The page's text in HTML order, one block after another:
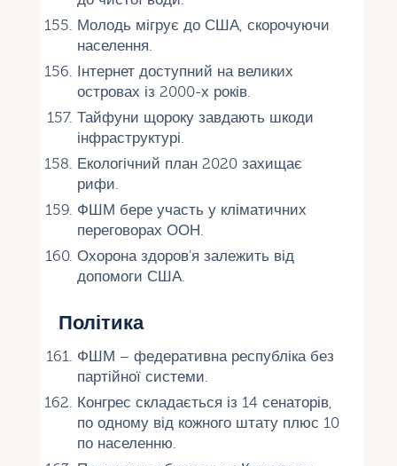
Молодь мігрує до США, скорочуючи
населення.
Інтернет доступний на великих
островах із 2000-х років.
Тайфуни щороку завдають шкоди
інфраструктурі.
Екологічний план 2020 захищає
рифи.
ФШМ бере участь у кліматичних
переговорах ООН.
Охорона здоров'я залежить від
допомоги США.
Політика
ФШМ – федеративна республіка без
партійної системи.
Конгрес складається із 14 сенаторів,
по одному від кожного штату плюс 10
по населенню.